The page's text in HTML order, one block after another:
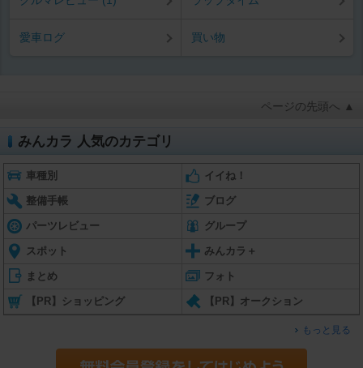
愛車ログ 買い物
ページの先頭へ ▲
みんカラ 人気のカテゴリ
車種別 イイね！
整備手帳 ブログ
パーツレビュー グループ
スポット みんカラ＋
まとめ フォト
【PR】ショッピング 【PR】オークション
もっと見る